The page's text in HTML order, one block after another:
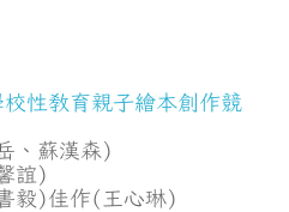
性教育親子繪本創作競
、蘇漢森)
誼)
毅)佳作(王心琳)